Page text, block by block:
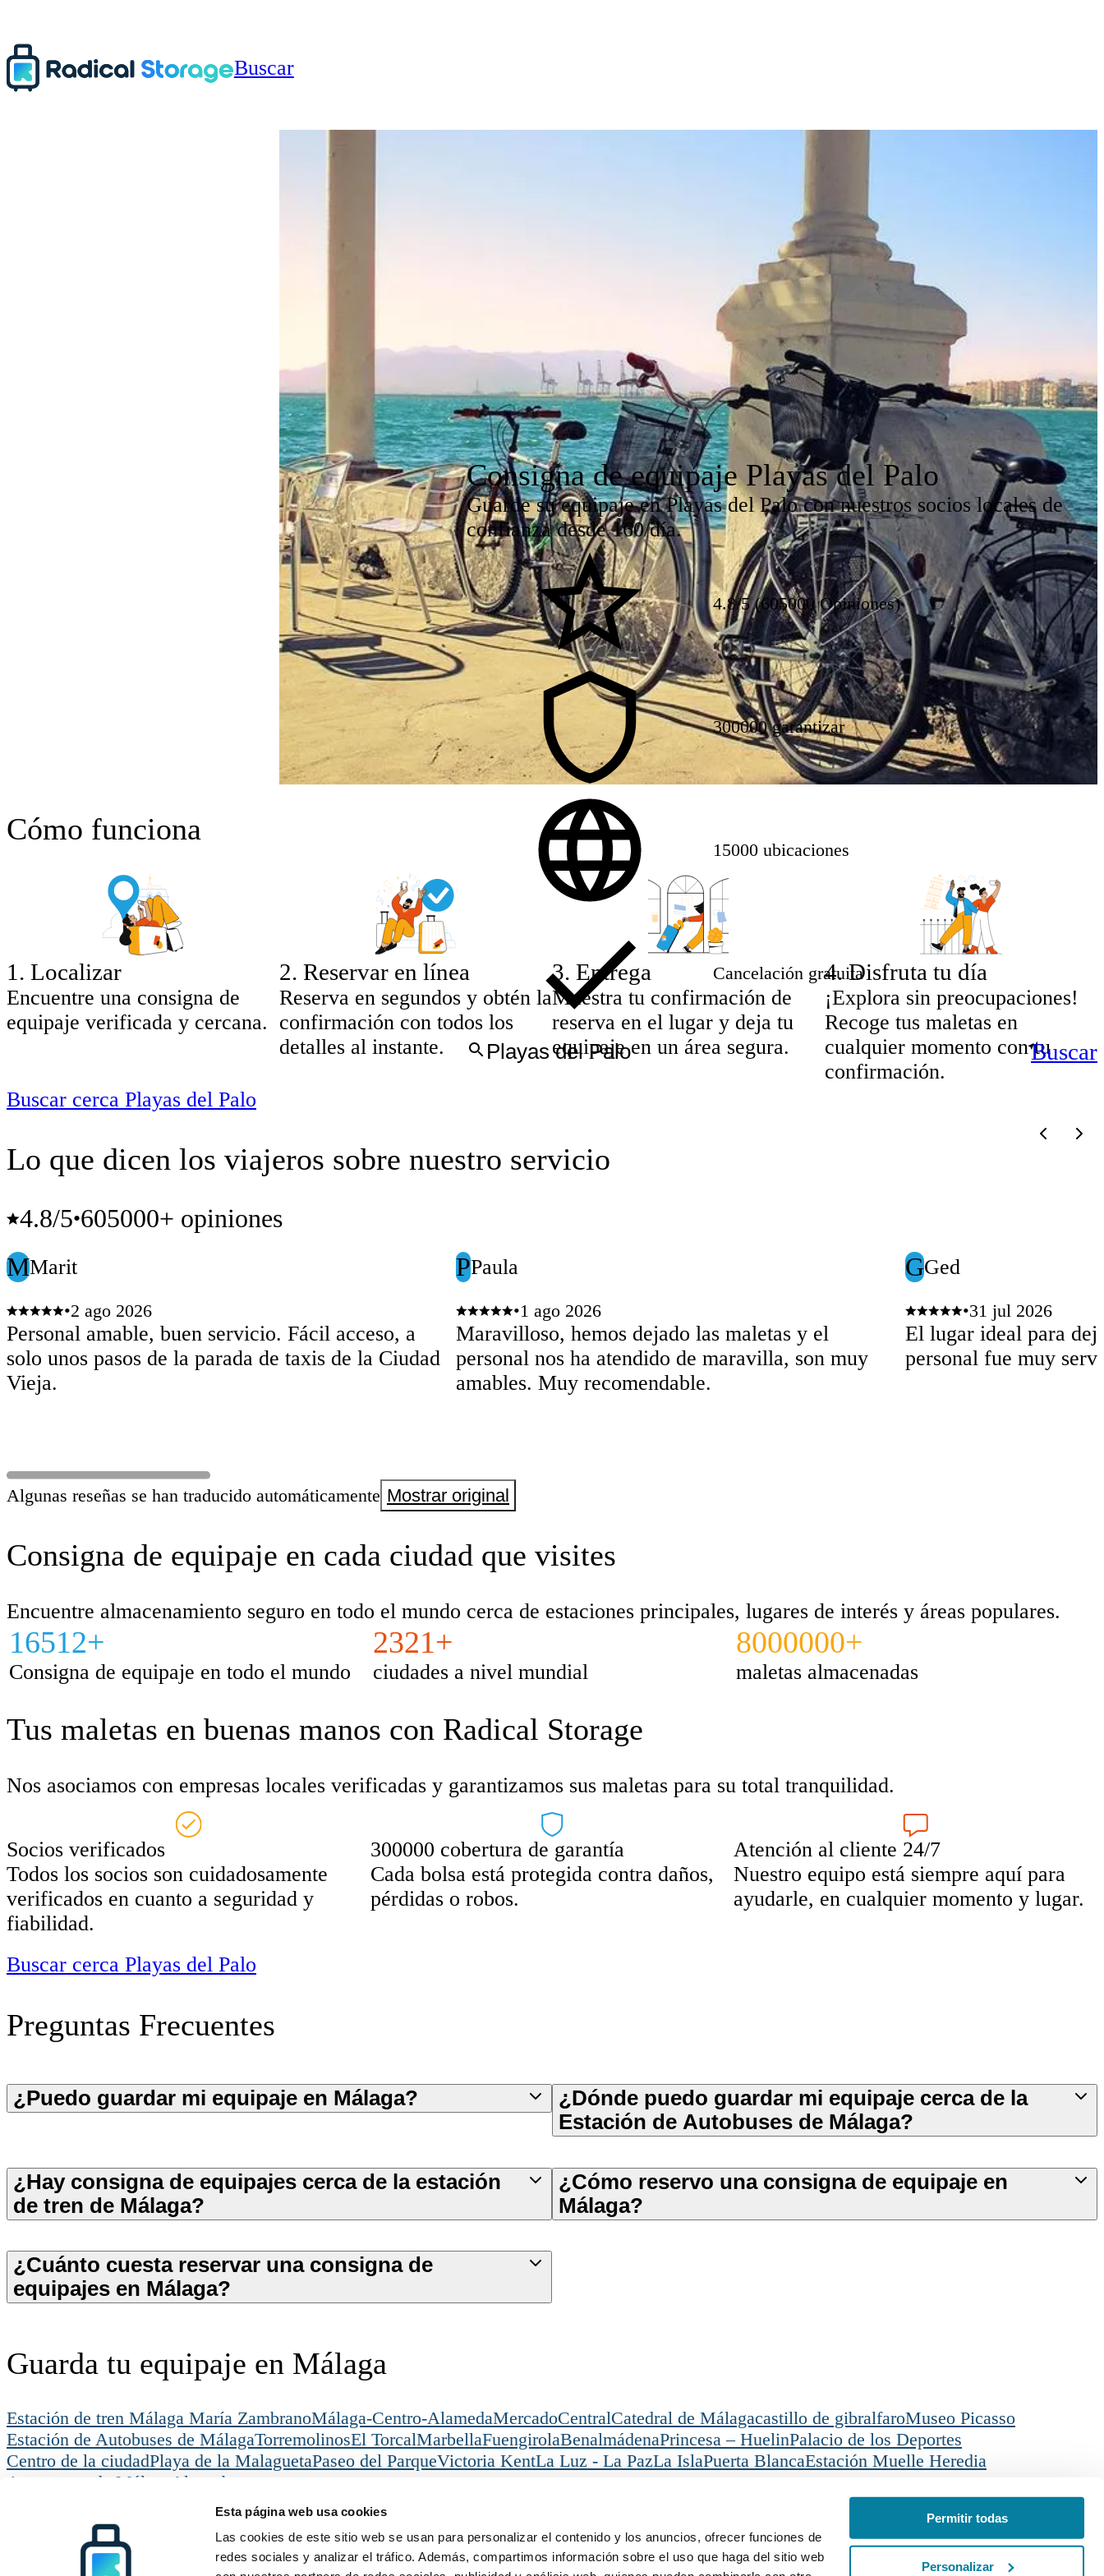
Esta página web usa cookies
Las cookies de este sitio web se usan para personalizar el contenido y los anuncios, ofrecer funciones de
redes sociales y analizar el tráfico. Además, compartimos información sobre el uso que haga del sitio web
Permitir todas
Personalizar
Buscar
Consigna de equipaje Playas del Palo
Guarde su equipaje en Playas del Palo con nuestros socios locales de
confianza desde 160/día.
4.8/5 (605000 Opiniones)
300000 garantizar
15000 ubicaciones
Cancelación gratuita
Buscar
Cómo funciona
1 . Localizar
Encuentre una consigna de
equipaje verificada y cercana.
2. Reservar en línea
Reserva en segundos y obtén la
confirmación con todos los
detalles al instante.
3. Entrega
Muestra tu confirmación de
reserva en el lugar y deja tu
equipaje en un área segura.
4.Disfruta tu día
¡Explora sin preocupaciones!
Recoge tus maletas en
cualquier momento con tu
confirmación.
Buscar cerca Playas del Palo
Lo que dicen los viajeros sobre nuestro servicio
4.8/5•605000+ opiniones
MMarit
•2 ago 2026
Personal amable, buen servicio. Fácil acceso, a
solo unos pasos de la parada de taxis de la Ciudad
Vieja.
PPaula
•1 ago 2026
Maravilloso, hemos dejado las maletas y el
personal nos ha atendido de maravilla, son muy
amables. Muy recomendable.
GGed
•31 jul 2026
El lugar ideal para
personal fue muy
Algunas reseñas se han traducido automáticamente Mostrar original
Consigna de equipaje en cada ciudad que visites
Encuentre almacenamiento seguro en todo el mundo cerca de estaciones principales, lugares de interés y áreas populares.
16512+
Consigna de equipaje en todo el mundo
2321+
ciudades a nivel mundial
8000000+
maletas almacenadas
Tus maletas en buenas manos con Radical Storage
Nos asociamos con empresas locales verificadas y garantizamos sus maletas para su total tranquilidad.
Socios verificados
Todos los socios son cuidadosamente
verificados en cuanto a seguridad y
fiabilidad.
300000 cobertura de garantía
Cada bolsa está protegida contra daños,
pérdidas o robos.
Atención al cliente 24/7
Nuestro equipo está siempre aquí para
ayudarle, en cualquier momento y lugar.
Buscar cerca Playas del Palo
Preguntas Frecuentes
¿Puedo guardar mi equipaje en Málaga?
¿Dónde puedo guardar mi equipaje cerca de la
Estación de Autobuses de Málaga?
¿Hay consigna de equipajes cerca de la estación
de tren de Málaga?
¿Cómo reservo una consigna de equipaje en
Málaga?
¿Cuánto cuesta reservar una consigna de
equipajes en Málaga?
Guarda tu equipaje en Málaga
Estación de tren Málaga María ZambranoMálaga-Centro-AlamedaMercadoCentralCatedral de Málagacastillo de gibralfaroMuseo Picasso
Estación de Autobuses de MálagaTorremolinosEl TorcalMarbellaFuengirolaBenalmádenaPrincesa – HuelinPalacio de los Deportes
Centro de la ciudadPlaya de la MalaguetaPaseo del ParqueVictoria KentLa Luz - La PazLa IslaPuerta BlancaEstación Muelle Heredia
Aeropuerto de Málaga
Alcazaba
Consigna de equipaje Málaga
Cómo funciona
Todas los destinos
Términos
Privacidad
Política de Cookies